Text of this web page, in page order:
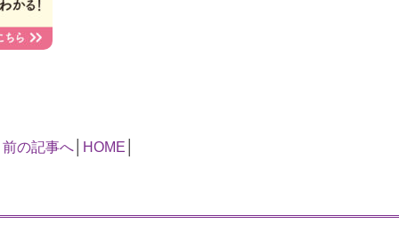
前の記事へ│ HOME